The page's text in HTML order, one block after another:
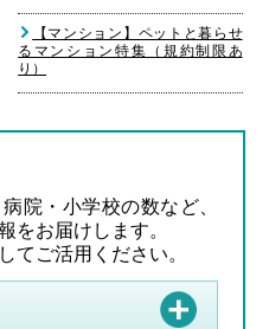
【マンション】ペットと暮らせ
るマンション特集（規約制限あ
り）
院・小学校の数など、
をお届けします。
てご活用ください。